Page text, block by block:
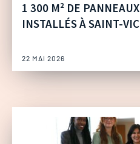
1 300 M² DE
INSTALLÉS À SAINT-
22 MAI 2026